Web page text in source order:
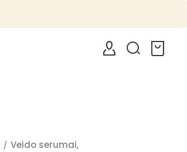
Veido serumai,